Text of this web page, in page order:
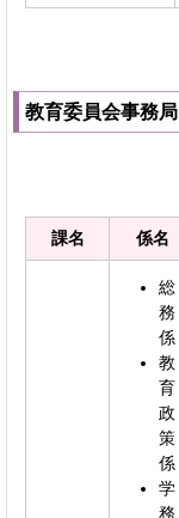
教育委員会事務
課名
係名
総
務
係
教
育
政
策
係
学
務